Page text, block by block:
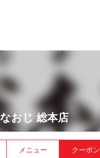
なおじ 総本店
メニュー クーポン